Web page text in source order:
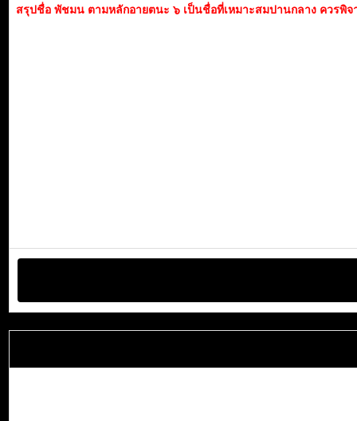
สรุปชื่อ พัชมน ตามหลักอายตนะ ๖ เป็นชื่อที่เหมาะสมปานกลาง ควรพิ